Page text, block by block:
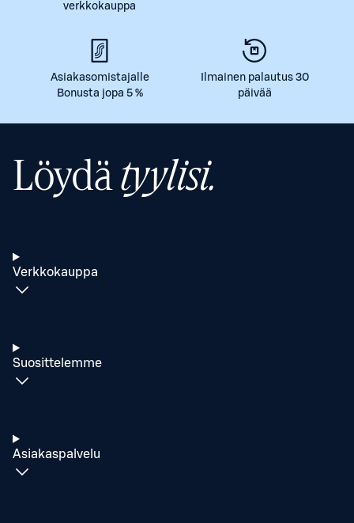
verkkokauppa
Asiakasomistajalle
Bonusta jopa 5 %
Ilmainen palautus 30
päivää
Löydätyylisi.
Verkkokauppa
Suosittelemme
Asiakaspalvelu